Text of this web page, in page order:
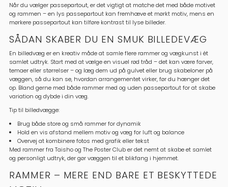
Når du vælger passepartout, er det vigtigt at matche det med både motivet
og rammen – en lys passepartout kan fremhæve et mørkt motiv, mens en
mørkere passepartout kan tilføre kontrast til lyse billeder.
SÅDAN SKABER DU EN SMUK BILLEDEVÆG
En billedvæg er en kreativ måde at samle flere rammer og vægkunst i ét
samlet udtryk. Start med at vælge en visuel rød tråd – det kan være farver,
temaer eller størrelser – og læg dem ud på gulvet eller brug skabeloner på
væggen, så du kan se, hvordan arrangementet virker, før du hænger det
op. Bland gerne med både rammer med og uden passepartout for at skabe
variation og dybde i din væg.
Tip til billedvægge:
Brug både store og små rammer for dynamik
Hold en vis afstand mellem motiv og væg for luft og balance
Overvej at kombinere fotos med grafik eller tekst
Med rammer fra Taisho og The Poster Club er det nemt at skabe et samlet
og personligt udtryk, der gør væggen til et blikfang i hjemmet.
RAMMER – MERE END BARE ET BESKYTTEDE